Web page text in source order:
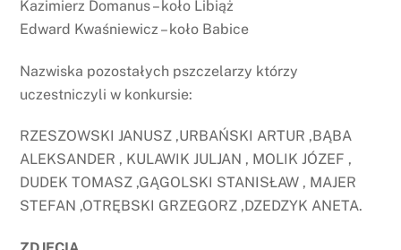
Kazimierz Domanus – koło Libiąż
Edward Kwaśniewicz – koło Babice
Nazwiska pozostałych pszczelarzy którzy
uczestniczyli w konkursie:
RZESZOWSKI JANUSZ ,URBAŃSKI ARTUR ,BĄBA
ALEKSANDER , KULAWIK JULJAN , MOLIK JÓZEF ,
DUDEK TOMASZ ,GĄGOLSKI STANISŁAW , MAJER
STEFAN ,OTRĘBSKI GRZEGORZ ,DZEDZYK ANETA.